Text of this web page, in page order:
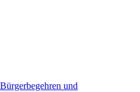
und